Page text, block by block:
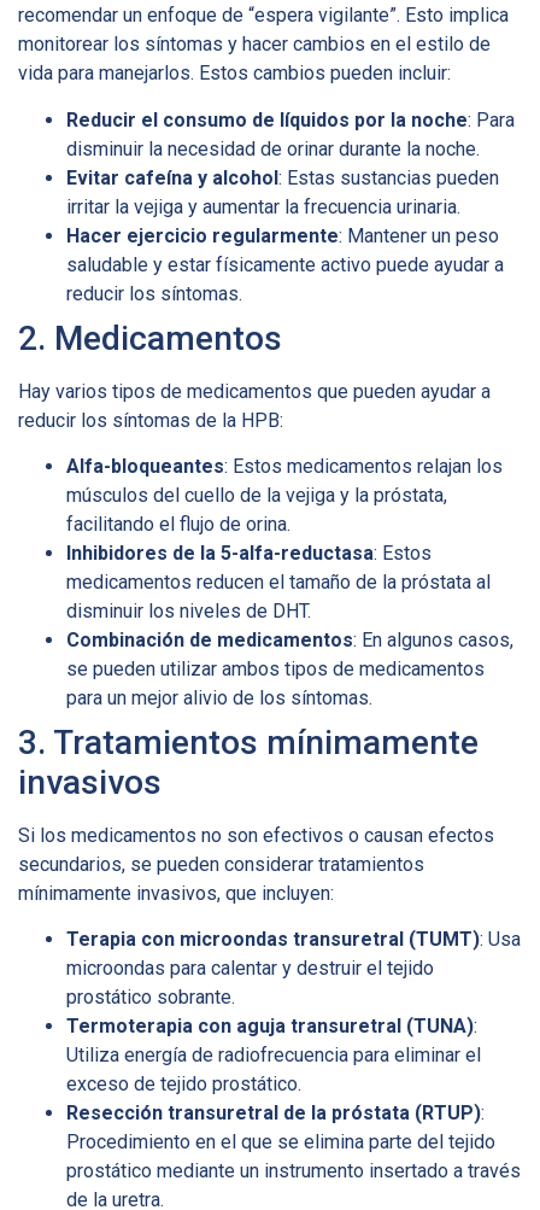
recomendar un enfoque de “espera vigilante”. Esto implica
monitorear los síntomas y hacer cambios en el estilo de
vida para manejarlos. Estos cambios pueden incluir:
Reducir el consumo de líquidos por la noche: Para
disminuir la necesidad de orinar durante la noche.
Evitar cafeína y alcohol: Estas sustancias pueden
irritar la vejiga y aumentar la frecuencia urinaria.
Hacer ejercicio regularmente: Mantener un peso
saludable y estar físicamente activo puede ayudar a
reducir los síntomas.
2. Medicamentos
Hay varios tipos de medicamentos que pueden ayudar a
reducir los síntomas de la HPB:
Alfa-bloqueantes: Estos medicamentos relajan los
músculos del cuello de la vejiga y la próstata,
facilitando el flujo de orina.
Inhibidores de la 5-alfa-reductasa: Estos
medicamentos reducen el tamaño de la próstata al
disminuir los niveles de DHT.
Combinación de medicamentos: En algunos casos,
se pueden utilizar ambos tipos de medicamentos
para un mejor alivio de los síntomas.
3. Tratamientos mínimamente
invasivos
Si los medicamentos no son efectivos o causan efectos
secundarios, se pueden considerar tratamientos
mínimamente invasivos, que incluyen:
Terapia con microondas transuretral (TUMT): Usa
microondas para calentar y destruir el tejido
prostático sobrante.
Termoterapia con aguja transuretral (TUNA):
Utiliza energía de radiofrecuencia para eliminar el
exceso de tejido prostático.
Resección transuretral de la próstata (RTUP):
Procedimiento en el que se elimina parte del tejido
prostático mediante un instrumento insertado a través
de la uretra.